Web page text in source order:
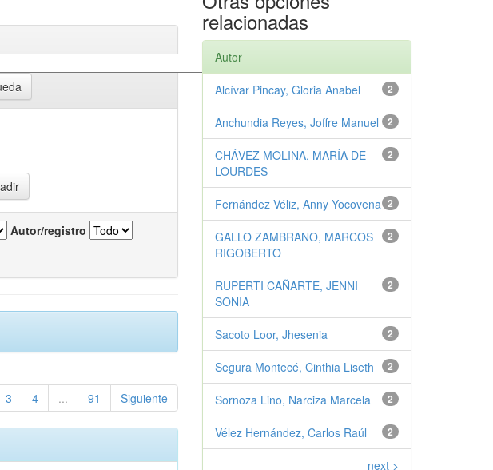
Autor/registro
3 4 ... 91 Siguiente
relacionadas
Autor
2
Alcívar Pincay, Gloria Anabel
2
Anchundia Reyes, Joffre Manuel
2
CHÁVEZ MOLINA, MARÍA DE
LOURDES
2
Fernández Véliz, Anny Yocovena
2
GALLO ZAMBRANO, MARCOS
RIGOBERTO
2
RUPERTI CAÑARTE, JENNI
SONIA
2
Sacoto Loor, Jhesenia
2
Segura Montecé, Cinthia Liseth
2
Sornoza Lino, Narciza Marcela
2
Vélez Hernández, Carlos Raúl
next >